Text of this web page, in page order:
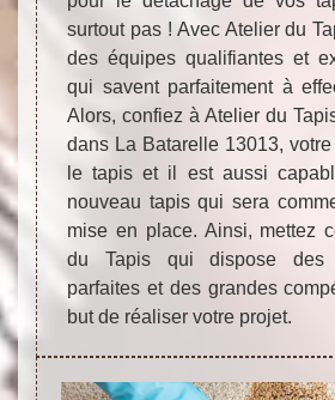
surtout pas ! Avec Atelier du
des équipes qualifiantes et
qui savent parfaitement à
Alors, confiez à Atelier du
dans La Batarelle 13013, votre
le tapis et il est aussi
nouveau tapis qui sera
mise en place. Ainsi, mettez
du Tapis qui dispose des
parfaites et des grandes
but de réaliser votre projet.